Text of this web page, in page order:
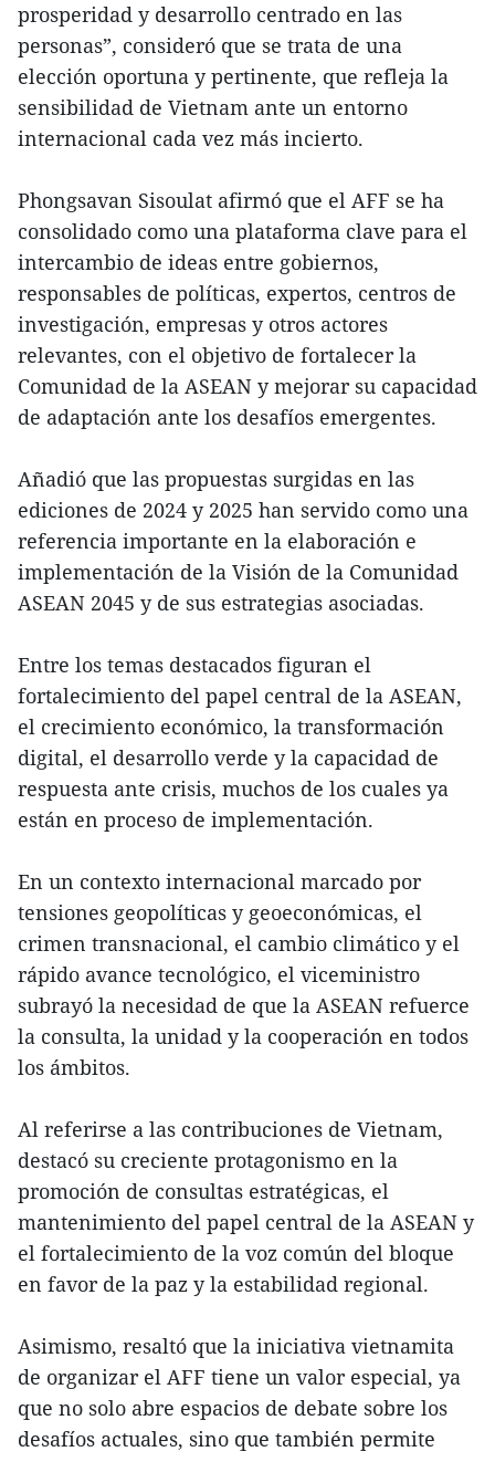
prosperidad y desarrollo centrado en las
personas”, consideró que se trata de una
elección oportuna y pertinente, que refleja la
sensibilidad de Vietnam ante un entorno
internacional cada vez más incierto.
Phongsavan Sisoulat afirmó que el AFF se ha
consolidado como una plataforma clave para el
intercambio de ideas entre gobiernos,
responsables de políticas, expertos, centros de
investigación, empresas y otros actores
relevantes, con el objetivo de fortalecer la
Comunidad de la ASEAN y mejorar su capacidad
de adaptación ante los desafíos emergentes.
Añadió que las propuestas surgidas en las
ediciones de 2024 y 2025 han servido como una
referencia importante en la elaboración e
implementación de la Visión de la Comunidad
ASEAN 2045 y de sus estrategias asociadas.
Entre los temas destacados figuran el
fortalecimiento del papel central de la ASEAN,
el crecimiento económico, la transformación
digital, el desarrollo verde y la capacidad de
respuesta ante crisis, muchos de los cuales ya
están en proceso de implementación.
En un contexto internacional marcado por
tensiones geopolíticas y geoeconómicas, el
crimen transnacional, el cambio climático y el
rápido avance tecnológico, el viceministro
subrayó la necesidad de que la ASEAN refuerce
la consulta, la unidad y la cooperación en todos
los ámbitos.
Al referirse a las contribuciones de Vietnam,
destacó su creciente protagonismo en la
promoción de consultas estratégicas, el
mantenimiento del papel central de la ASEAN y
el fortalecimiento de la voz común del bloque
en favor de la paz y la estabilidad regional.
Asimismo, resaltó que la iniciativa vietnamita
de organizar el AFF tiene un valor especial, ya
que no solo abre espacios de debate sobre los
desafíos actuales, sino que también permite